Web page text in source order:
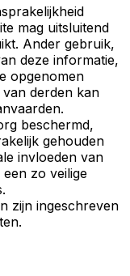
mag uitsluitend
Ander gebruik,
deze informatie,
opgenomen
derden kan
beschermd,
gehouden
invloeden van
zo veilige
zijn ingeschreven